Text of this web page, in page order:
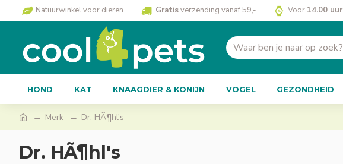
Natuurwinkel voor dieren Gratisverzending vanaf 59,- Voor 14.00 uur
HOND KAT KNAAGDIER & KONIJN VOGEL GEZONDHEID
Merk Dr. HÃ¶hl's
Dr. HÃ¶hl's